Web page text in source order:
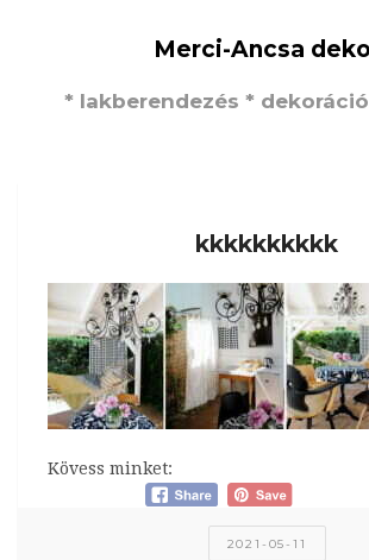
Merci-Ancsa
* lakberendezés *
kkkkkkkkkk
Kövess minket:
2021-05-11